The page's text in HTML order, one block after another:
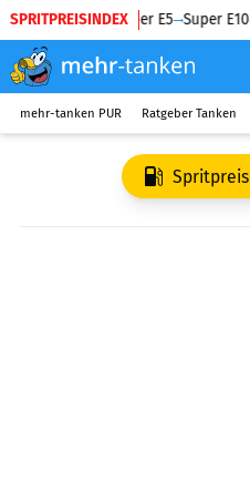
SPRITPREISINDEX
Diesel Super E5 Super E10
mehr-tanken PUR Ratgeber Tanken